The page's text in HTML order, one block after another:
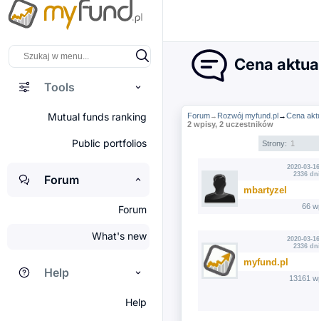
Tools
Mutual funds ranking
Public portfolios
Forum
Forum
What's new
Help
Help
Cena
Forum→ Rozwój myfund.pl→Cena
2 wpisy, 2 uczestników
Strony: 1
2020-03-
2336
mbartyzel
66
2020-03-
2336
myfund.pl
13161